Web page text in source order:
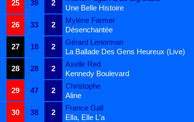
25
39 2
Une Belle Histoire
26
33 2
Mylène Farmer
Désenchantée
27
18 2
Gérard Lenorman
La Ballade Des Gens Heureux (Live)
28
28 2
Axelle Red
Kennedy Boulevard
29
47 2
Christophe
Aline
30
38 2
France Gall
Ella, Elle L'a